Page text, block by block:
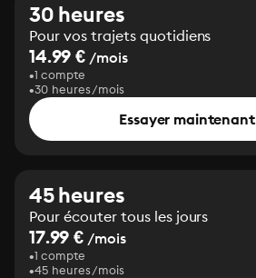
30 heures
Pour vos trajets quotidiens
14.99 € /mois
1 compte
30 heures/mois
Essayer maintenant
45 heures
Pour écouter tous les jours
17.99 € /mois
1 compte
45 heures/mois